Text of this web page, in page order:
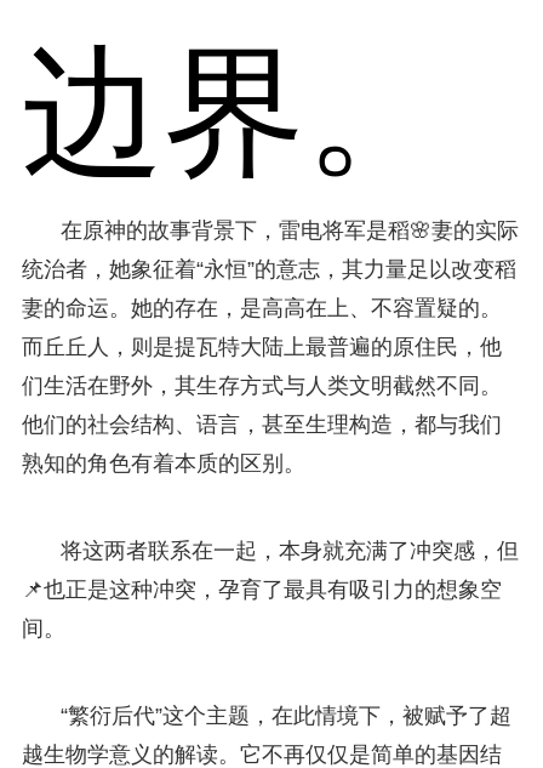
边界。
在原神的故事背景下，雷电将军是稻🌸妻的实际
统治者，她象征着“永恒”的意志，其力量足以改变稻
妻的命运。她的存在，是高高在上、不容置疑的。
而丘丘人，则是提瓦特大陆上最普遍的原住民，他
们生活在野外，其生存方式与人类文明截然不同。
他们的社会结构、语言，甚至生理构造，都与我们
熟知的角色有着本质的区别。
将这两者联系在一起，本身就充满了冲突感，但
📌也正是这种冲突，孕育了最具有吸引力的想象空
间。
“繁衍后代”这个主题，在此情境下，被赋予了超
越生物学意义的解读。它不再仅仅是简单的基因结